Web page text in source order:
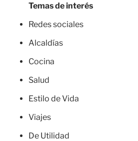
Temas de interés
Redes sociales
Alcaldías
Cocina
Salud
Estilo de Vida
Viajes
De Utilidad